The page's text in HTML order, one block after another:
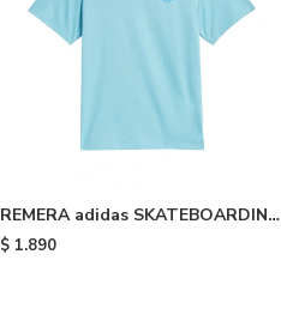
REMERA adidas SKATEBOARDING
TRIPLE TREFOIL - Light Blue
$ 1.890